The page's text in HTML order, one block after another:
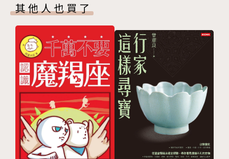
新添的傷口；
我們渴望著一處明亮的所在，在那裡我們可以擁抱自
己，照亮自己……
如果有些痛苦可以被拯救，如果有些迷失可以被承接，
就請走進光裡、躲在光下，準備好再出發，從來不需要
猶豫。
讓LuckyLuLu陪伴涵容所有的你。
作者簡介
焦慮暫停
答案
CHAPTER 02 我所構築的小宇宙
溫柔的眼睛
特別
未來，未來
書籤
憎恨清單
閃爍的時光
回頭
挺好的人生
其他人也買了